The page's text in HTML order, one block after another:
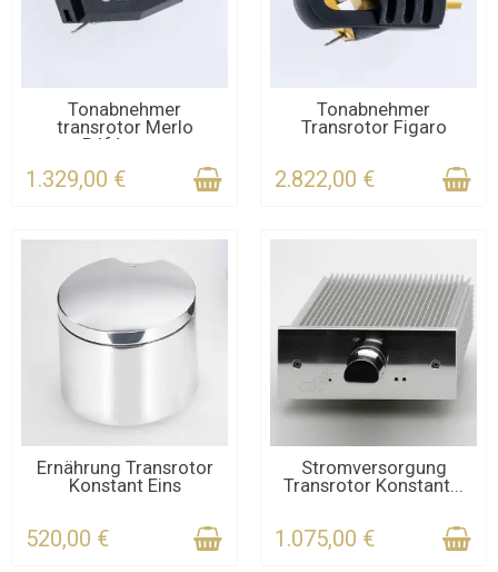
KONTAKTIEREN SIE UNS
FÜR DIE FRIST
Tonabnehmer
transrotor Merlo
Référence
1.329,00 €
KONTAKTIEREN SIE UNS
FÜR DIE FRIST
Tonabnehmer
Transrotor Figaro
2.822,00 €
LIEFERZEITEN 4 BIS 6
WOCHEN
Ernährung Transrotor
Konstant Eins
520,00 €
NUR NOCH WENIGE TEILE
VERFÜGBAR
Stromversorgung
Transrotor Konstant...
1.075,00 €